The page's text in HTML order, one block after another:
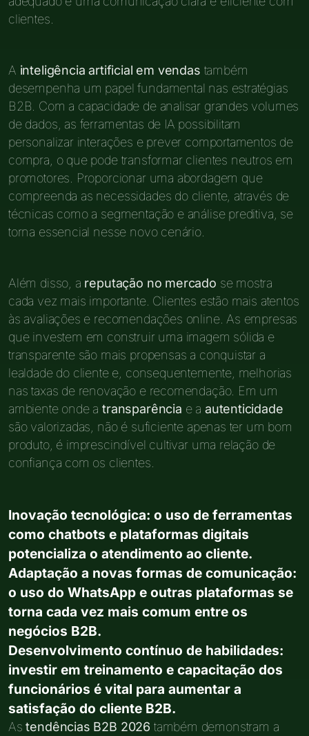
clientes.
A inteligência artificial em vendas também
desempenha um papel fundamental nas estratégias
B2B. Com a capacidade de analisar grandes volumes
de dados, as ferramentas de IA possibilitam
personalizar interações e prever comportamentos de
compra, o que pode transformar clientes neutros em
promotores. Proporcionar uma abordagem que
compreenda as necessidades do cliente, através de
técnicas como a segmentação e análise preditiva, se
torna essencial nesse novo cenário.
Além disso, a reputação no mercado se mostra
cada vez mais importante. Clientes estão mais atentos
às avaliações e recomendações online. As empresas
que investem em construir uma imagem sólida e
transparente são mais propensas a conquistar a
lealdade do cliente e, consequentemente, melhorias
nas taxas de renovação e recomendação. Em um
ambiente onde atransparência e a autenticidade
são valorizadas, não é suficiente apenas ter um bom
produto, é imprescindível cultivar uma relação de
confiança com os clientes.
Inovação tecnológica: o uso de ferramentas
como chatbots e plataformas digitais
potencializa o atendimento ao cliente.
Adaptação a novas formas de comunicação:
o uso do WhatsApp e outras plataformas se
torna cada vez mais comum entre os
negócios B2B.
Desenvolvimento contínuo de habilidades:
investir em treinamento e capacitação dos
funcionários é vital para aumentar a
satisfação do cliente B2B.
Astendências B2B 2026 também demonstram a